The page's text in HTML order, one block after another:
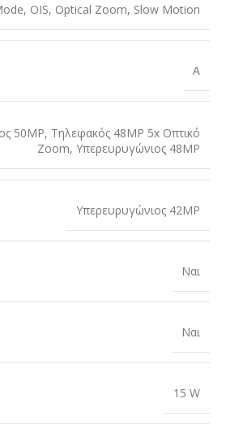
, OIS, Optical Zoom, Slow Motion
A
50MP, Τηλεφακός 48MP 5x Οπτικό
Zoom, Υπερευρυγώνιος 48MP
Υπερευρυγώνιος 42MP
Ναι
Ναι
15 W